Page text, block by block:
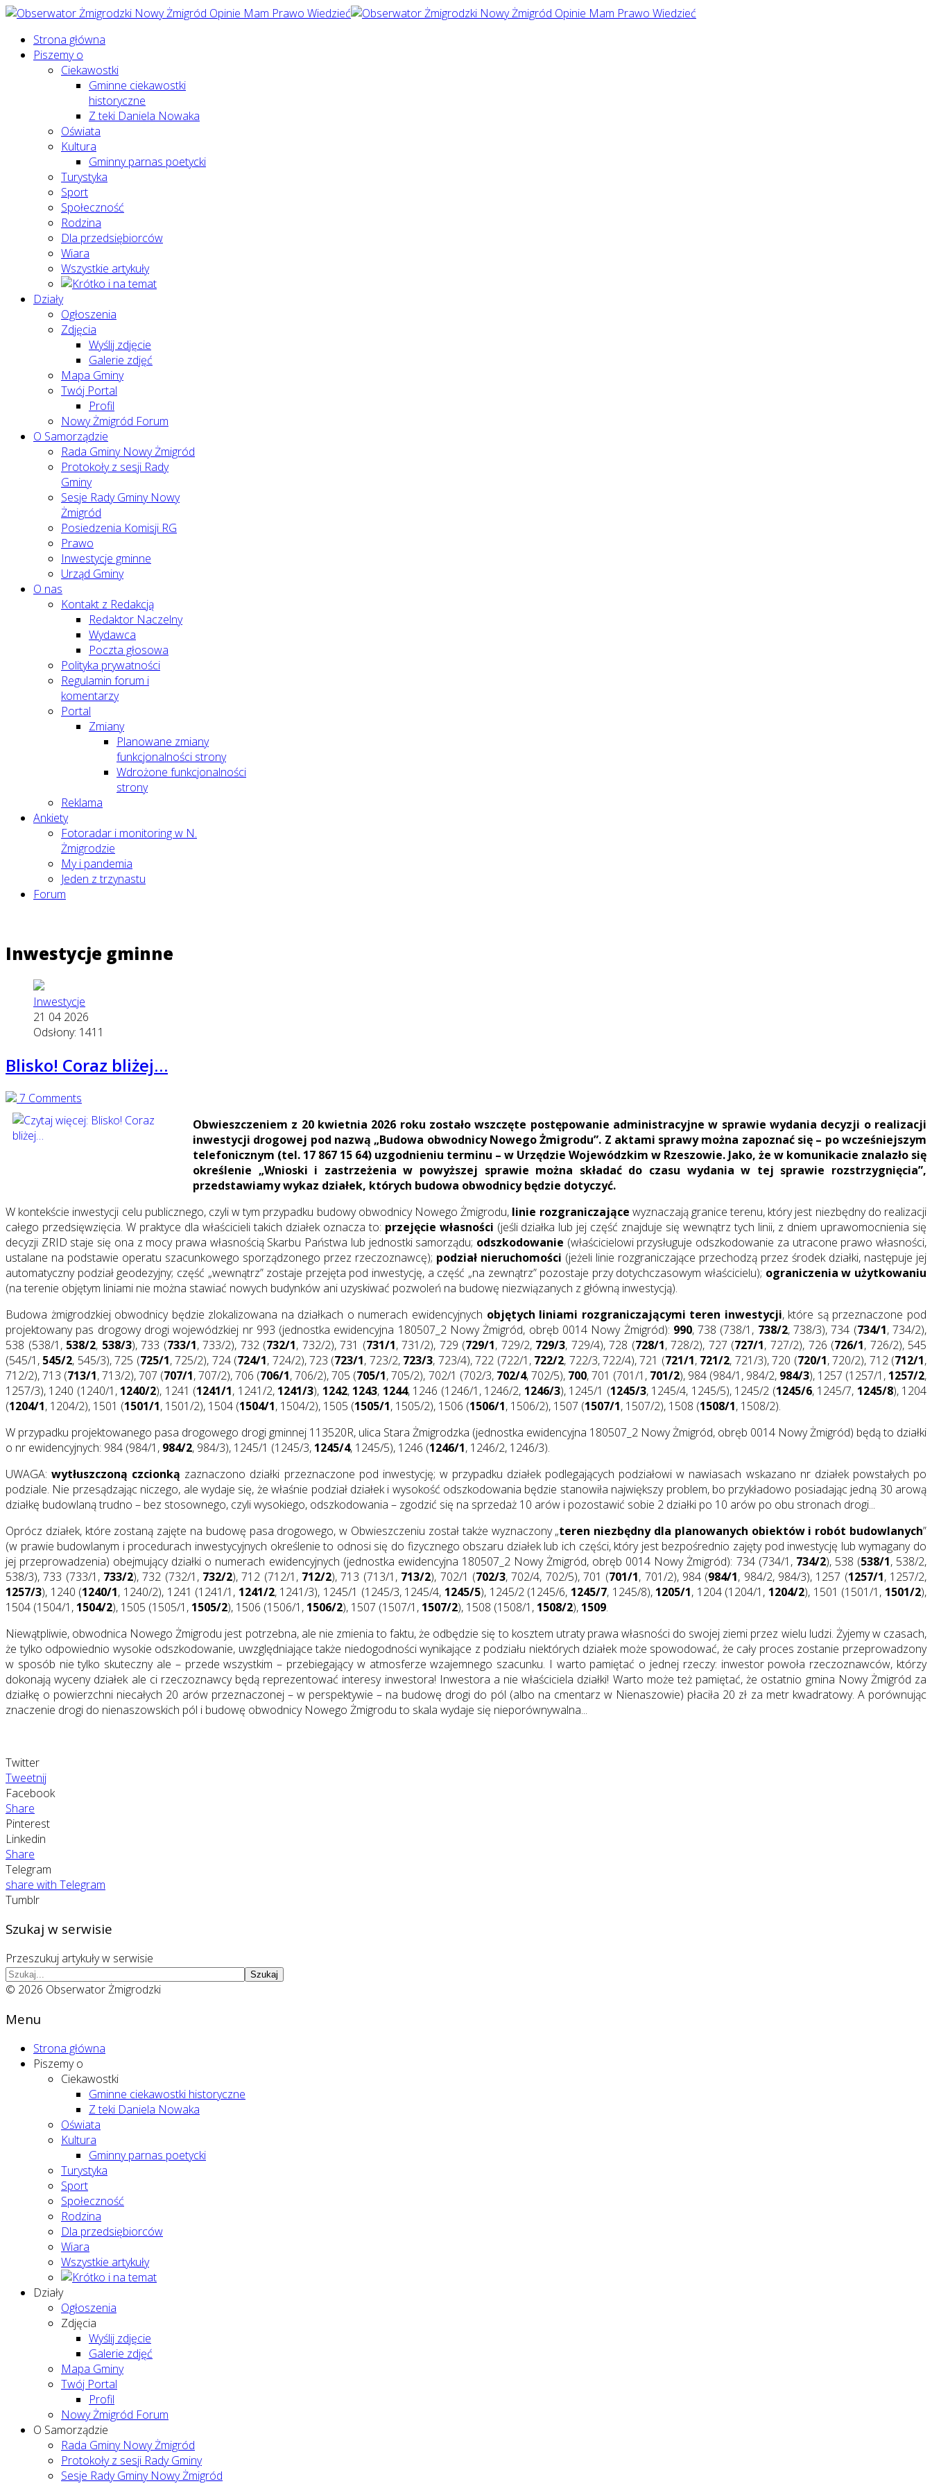
Strona główna
Piszemy o
Ciekawostki
Gminne ciekawostki
historyczne
Z teki Daniela Nowaka
Oświata
Kultura
Gminny parnas poetycki
Turystyka
Sport
Społeczność
Rodzina
Dla przedsiębiorców
Wiara
Wszystkie artykuły
Działy
Ogłoszenia
Zdjęcia
Wyślij zdjęcie
Galerie zdjęć
Mapa Gminy
Twój Portal
Profil
Nowy Żmigród Forum
O Samorządzie
Rada Gminy Nowy Żmigród
Protokoły z sesji Rady
Gminy
Sesje Rady Gminy Nowy
Żmigród
Posiedzenia Komisji RG
Prawo
Inwestycje gminne
Urząd Gminy
O nas
Kontakt z Redakcją
Redaktor Naczelny
Wydawca
Poczta głosowa
Polityka prywatności
Regulamin forum i
komentarzy
Portal
Zmiany
Planowane zmiany
funkcjonalności strony
Wdrożone funkcjonalności
strony
Reklama
Ankiety
Fotoradar i monitoring w N.
Żmigrodzie
My i pandemia
Jeden z trzynastu
Forum
Inwestycje gminne
Inwestycje
21 04 2026
Odsłony: 1411
Blisko! Coraz bliżej…
7 Comments
Obwieszczeniem z 20 kwietnia 2026 roku zostało wszczęte postępowanie administracyjne w sprawie wydania decyzji o realizacji
inwestycji drogowej pod nazwą „Budowa obwodnicy Nowego Żmigrodu”. Z aktami sprawy można zapoznać się – po wcześniejszym
telefonicznym (tel. 17 867 15 64) uzgodnieniu terminu – w Urzędzie Wojewódzkim w Rzeszowie. Jako, że w komunikacie znalazło się
określenie „Wnioski i zastrzeżenia w powyższej sprawie można składać do czasu wydania w tej sprawie rozstrzygnięcia”,
przedstawiamy wykaz działek, których budowa obwodnicy będzie dotyczyć.
W kontekście inwestycji celu publicznego, czyli w tym przypadku budowy obwodnicy Nowego Żmigrodu, linie rozgraniczające wyznaczają granice terenu, który jest niezbędny do realizacji
całego przedsięwzięcia. W praktyce dla właścicieli takich działek oznacza to: przejęcie własności (jeśli działka lub jej część znajduje się wewnątrz tych linii, z dniem uprawomocnienia się
decyzji ZRID staje się ona z mocy prawa własnością Skarbu Państwa lub jednostki samorządu; odszkodowanie (właścicielowi przysługuje odszkodowanie za utracone prawo własności,
ustalane na podstawie operatu szacunkowego sporządzonego przez rzeczoznawcę); podział nieruchomości (jeżeli linie rozgraniczające przechodzą przez środek działki, następuje jej
automatyczny podział geodezyjny; część „wewnątrz” zostaje przejęta pod inwestycję, a część „na zewnątrz” pozostaje przy dotychczasowym właścicielu); ograniczenia w użytkowaniu
(na terenie objętym liniami nie można stawiać nowych budynków ani uzyskiwać pozwoleń na budowę niezwiązanych z główną inwestycją).
Budowa żmigrodzkiej obwodnicy będzie zlokalizowana na działkach o numerach ewidencyjnych objętych liniami rozgraniczającymi teren inwestycji, które są przeznaczone pod
projektowany pas drogowy drogi wojewódzkiej nr 993 (jednostka ewidencyjna 180507_2 Nowy Żmigród, obręb 0014 Nowy Żmigród): 990, 738 (738/1, 738/2, 738/3), 734 (734/1, 734/2),
538 (538/1, 538/2, 538/3), 733 (733/1, 733/2), 732 (732/1, 732/2), 731 (731/1, 731/2), 729 (729/1, 729/2, 729/3, 729/4), 728 (728/1, 728/2), 727 (727/1, 727/2), 726 (726/1, 726/2), 545
(545/1, 545/2, 545/3), 725 (725/1, 725/2), 724 (724/1, 724/2), 723 (723/1, 723/2, 723/3, 723/4), 722 (722/1, 722/2, 722/3, 722/4), 721 (721/1, 721/2, 721/3), 720 (720/1, 720/2), 712 (712/1,
712/2), 713 (713/1, 713/2), 707 (707/1, 707/2), 706 (706/1, 706/2), 705 (705/1, 705/2), 702/1 (702/3, 702/4, 702/5), 700, 701 (701/1, 701/2), 984 (984/1, 984/2, 984/3), 1257 (1257/1, 1257/2,
1257/3), 1240 (1240/1, 1240/2), 1241 (1241/1, 1241/2, 1241/3), 1242, 1243, 1244, 1246 (1246/1, 1246/2, 1246/3), 1245/1 (1245/3, 1245/4, 1245/5), 1245/2 (1245/6, 1245/7, 1245/8), 1204
(1204/1, 1204/2), 1501 (1501/1, 1501/2), 1504 (1504/1, 1504/2), 1505 (1505/1, 1505/2), 1506 (1506/1, 1506/2), 1507 (1507/1, 1507/2), 1508 (1508/1, 1508/2).
W przypadku projektowanego pasa drogowego drogi gminnej 113520R, ulica Stara Żmigrodzka (jednostka ewidencyjna 180507_2 Nowy Żmigród, obręb 0014 Nowy Żmigród) będą to działki
o nr ewidencyjnych: 984 (984/1, 984/2, 984/3), 1245/1 (1245/3, 1245/4, 1245/5), 1246 (1246/1, 1246/2, 1246/3).
UWAGA:wytłuszczoną czcionką zaznaczono działki przeznaczone pod inwestycję; w przypadku działek podlegających podziałowi w nawiasach wskazano nr działek powstałych po
podziale. Nie przesądzając niczego, ale wydaje się, że właśnie podział działek i wysokość odszkodowania będzie stanowiła największy problem, bo przykładowo posiadając jedną 30 arową
działkę budowlaną trudno – bez stosownego, czyli wysokiego, odszkodowania – zgodzić się na sprzedaż 10 arów i pozostawić sobie 2 działki po 10 arów po obu stronach drogi...
Oprócz działek, które zostaną zajęte na budowę pasa drogowego, w Obwieszczeniu został także wyznaczony „teren niezbędny dla planowanych obiektów i robót budowlanych”
(w prawie budowlanym i procedurach inwestycyjnych określenie to odnosi się do fizycznego obszaru działek lub ich części, który jest bezpośrednio zajęty pod inwestycję lub wymagany do
jej przeprowadzenia) obejmujący działki o numerach ewidencyjnych (jednostka ewidencyjna 180507_2 Nowy Żmigród, obręb 0014 Nowy Żmigród): 734 (734/1, 734/2), 538 (538/1, 538/2,
538/3), 733 (733/1, 733/2), 732 (732/1, 732/2), 712 (712/1, 712/2), 713 (713/1, 713/2), 702/1 (702/3, 702/4, 702/5), 701 (701/1, 701/2), 984 (984/1, 984/2, 984/3), 1257 (1257/1, 1257/2,
1257/3), 1240 (1240/1, 1240/2), 1241 (1241/1, 1241/2, 1241/3), 1245/1 (1245/3, 1245/4, 1245/5), 1245/2 (1245/6, 1245/7, 1245/8), 1205/1, 1204 (1204/1, 1204/2), 1501 (1501/1, 1501/2),
1504 (1504/1, 1504/2), 1505 (1505/1, 1505/2), 1506 (1506/1, 1506/2), 1507 (1507/1, 1507/2), 1508 (1508/1, 1508/2), 1509.
Niewątpliwie, obwodnica Nowego Żmigrodu jest potrzebna, ale nie zmienia to faktu, że odbędzie się to kosztem utraty prawa własności do swojej ziemi przez wielu ludzi. Żyjemy w czasach,
że tylko odpowiednio wysokie odszkodowanie, uwzględniające także niedogodności wynikające z podziału niektórych działek może spowodować, że cały proces zostanie przeprowadzony
w sposób nie tylko skuteczny ale – przede wszystkim – przebiegający w atmosferze wzajemnego szacunku. I warto pamiętać o jednej rzeczy: inwestor powoła rzeczoznawców, którzy
dokonają wyceny działek ale ci rzeczoznawcy będą reprezentować interesy inwestora! Inwestora a nie właściciela działki! Warto może też pamiętać, że ostatnio gmina Nowy Żmigród za
działkę o powierzchni niecałych 20 arów przeznaczonej – w perspektywie – na budowę drogi do pól (albo na cmentarz w Nienaszowie) płaciła 20 zł za metr kwadratowy. A porównując
znaczenie drogi do nienaszowskich pól i budowę obwodnicy Nowego Żmigrodu to skala wydaje się nieporównywalna...
Twitter
Tweetnij
Facebook
Share
Pinterest
Linkedin
Share
Telegram
share with Telegram
Tumblr
Szukaj w serwisie
Przeszukuj artykuły w serwisie
Szukaj
© 2026 Obserwator Żmigrodzki
Menu
Strona główna
Piszemy o
Ciekawostki
Gminne ciekawostki historyczne
Z teki Daniela Nowaka
Oświata
Kultura
Gminny parnas poetycki
Turystyka
Sport
Społeczność
Rodzina
Dla przedsiębiorców
Wiara
Wszystkie artykuły
Działy
Ogłoszenia
Zdjęcia
Wyślij zdjęcie
Galerie zdjęć
Mapa Gminy
Twój Portal
Profil
Nowy Żmigród Forum
O Samorządzie
Rada Gminy Nowy Żmigród
Protokoły z sesji Rady Gminy
Sesje Rady Gminy Nowy Żmigród